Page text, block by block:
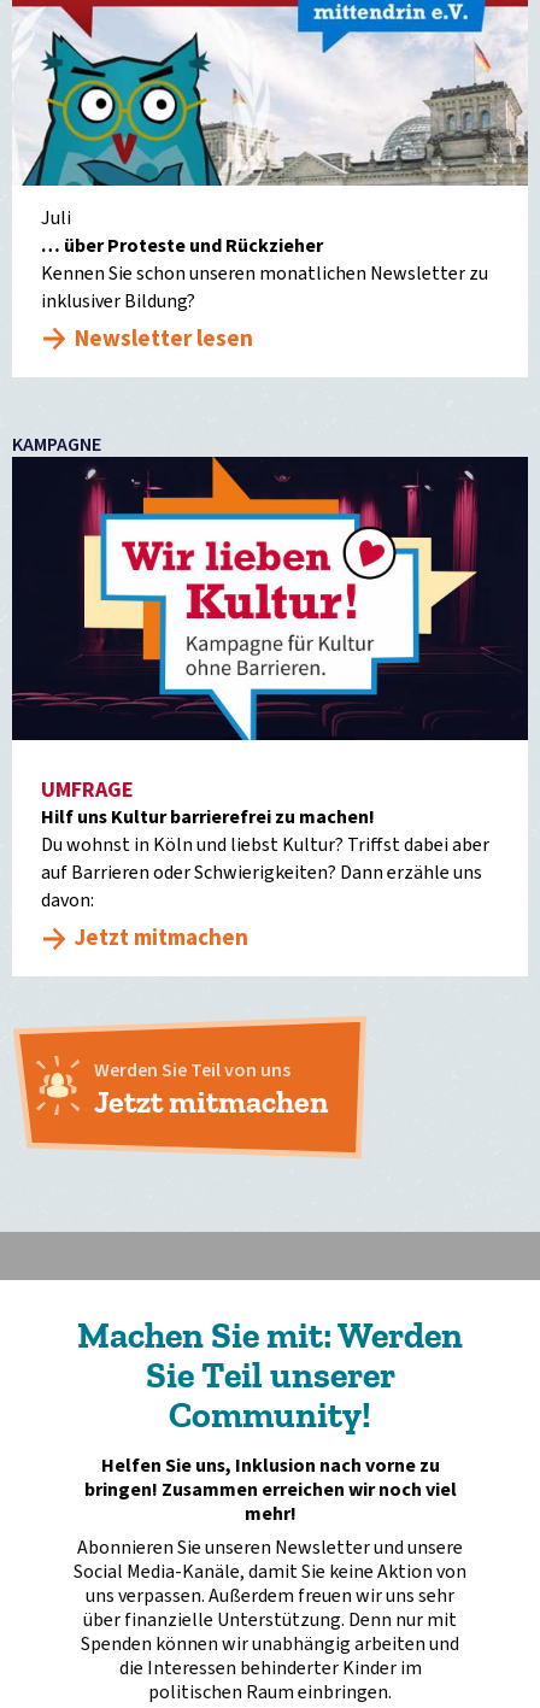
Juli
… über Proteste und Rückzieher
Kennen Sie schon unseren monatlichen Newsletter zu
inklusiver Bildung?
Newsletter lesen
KAMPAGNE
UMFRAGE
Hilf uns Kultur barrierefrei zu machen!
Du wohnst in Köln und liebst Kultur? Triffst dabei aber
auf Barrieren oder Schwierigkeiten? Dann erzähle uns
davon:
Jetzt mitmachen
Werden Sie Teil von uns
Jetzt mitmachen
Machen Sie mit: Werden
Sie Teil unserer
Community!
Helfen Sie uns, Inklusion nach vorne zu
bringen! Zusammen erreichen wir noch viel
mehr!
Abonnieren Sie unseren Newsletter und unsere
Social Media-Kanäle, damit Sie keine Aktion von
uns verpassen. Außerdem freuen wir uns sehr
über finanzielle Unterstützung. Denn nur mit
Spenden können wir unabhängig arbeiten und
die Interessen behinderter Kinder im
politischen Raum einbringen.